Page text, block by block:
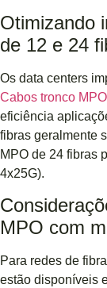
Otimizando
de 12 e 24
Os data centers
Cabos tronco MPO
eficiência
fibras geralmente
MPO de 24 fibras
4x25G).
MPO com
Para redes de
estão disponíveis